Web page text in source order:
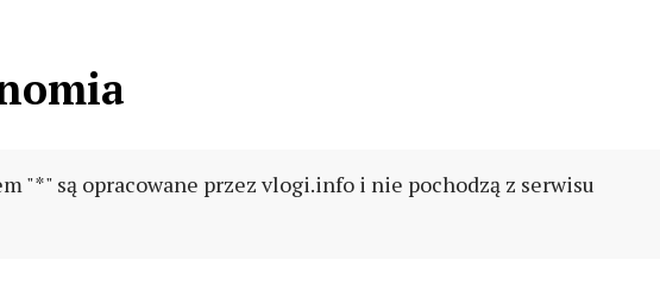
"*" są opracowane przez vlogi.info i nie pochodzą z serwisu